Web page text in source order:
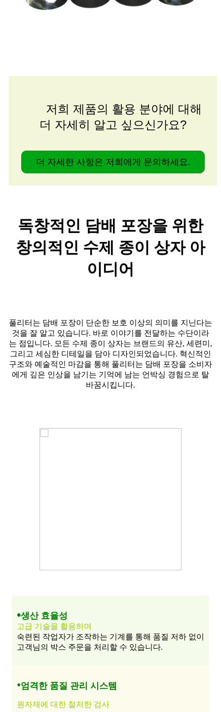
저희 제품의 활용 분야에 대해
더 자세히 알고 싶으신가요?
더 자세한 사항은 저희에게 문의하세요.
독창적인 담배 포장을 위한
창의적인 수제 종이 상자 아
이디어
풀리터는 담배 포장이 단순한 보호 이상의 의미를 지닌다는
것을 잘 알고 있습니다. 바로 이야기를 전달하는 수단이라
는 점입니다. 모든 수제 종이 상자는 브랜드의 유산, 세련미,
그리고 세심한 디테일을 담아 디자인되었습니다. 혁신적인
구조와 예술적인 마감을 통해 풀리터는 담배 포장을 소비자
에게 깊은 인상을 남기는 기억에 남는 언박싱 경험으로 탈
바꿈시킵니다.
•생산 효율성
고급 기술을 활용하여
숙련된 작업자가 조작하는 기계를 통해 품질 저하 없이
고객님의 박스 주문을 처리할 수 있습니다.
•엄격한 품질 관리 시스템
원자재에 대한 철저한 검사